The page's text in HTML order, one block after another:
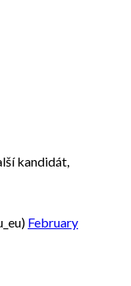
kandidát,
February